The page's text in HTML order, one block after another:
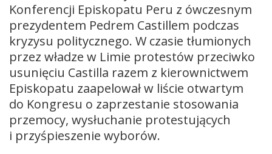
Konferencji Episkopatu Peru z ówczesnym
prezydentem Pedrem Castillem podczas
kryzysu politycznego. W czasie tłumionych
przez władze w Limie protestów przeciwko
usunięciu Castilla razem z kierownictwem
Episkopatu zaapelował w liście otwartym
do Kongresu o zaprzestanie stosowania
przemocy, wysłuchanie protestujących
i przyśpieszenie wyborów.